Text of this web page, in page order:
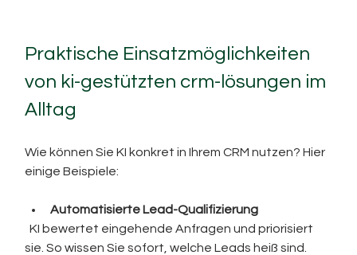
Praktische Einsatzmöglichkeiten
von ki-gestützten crm-lösungen im
Alltag
Wie können Sie KI konkret in Ihrem CRM nutzen? Hier
einige Beispiele:
Automatisierte Lead-Qualifizierung
  KI bewertet eingehende Anfragen und priorisiert
sie. So wissen Sie sofort, welche Leads heiß sind.